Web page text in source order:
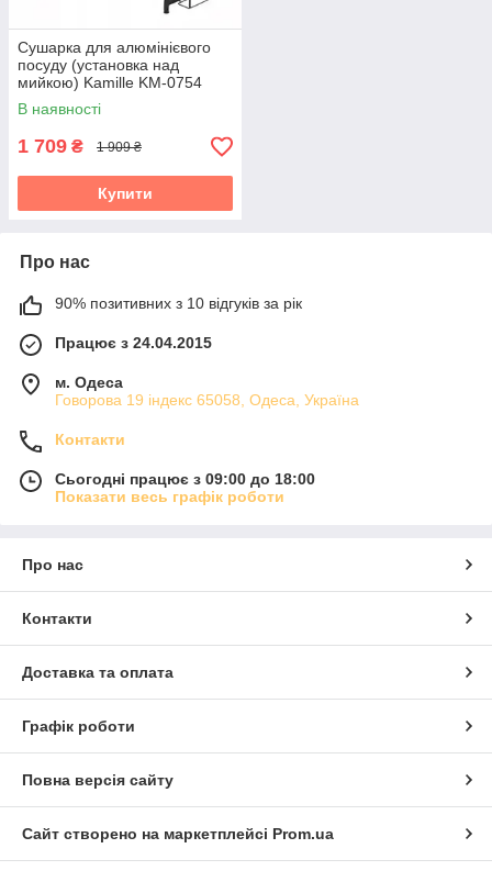
Сушарка для алюмінієвого
посуду (установка над
мийкою) Kamille KM-0754
В наявності
1 709 ₴ 1 909 ₴
Купити
Про нас
90% позитивних з 10 відгуків за рік
Працює з 24.04.2015
м. Одеса
Говорова 19 індекс 65058, Одеса, Україна
Контакти
Сьогодні працює з 09:00 до 18:00
Показати весь графік роботи
Про нас
Контакти
Доставка та оплата
Графік роботи
Повна версія сайту
Сайт створено на маркетплейсі Prom.ua